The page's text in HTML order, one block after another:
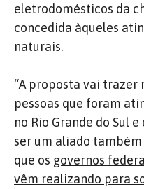
eletrodomésticos da
concedida àqueles
naturais.
“A proposta vai trazer
pessoas que foram
no Rio Grande do Sul
ser um aliado
que os governos
vêm realizando para